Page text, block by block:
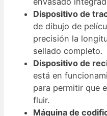
Dispositivo de
de dibujo de
precisión la
sellado completo.
Dispositivo de
está en
para permitir que
fluir.
Máquina de